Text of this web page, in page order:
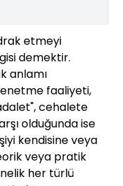
etmeyi
demektir.
anlamı
faaliyeti,
cehalete
olduğunda ise
kendisine veya
veya pratik
her türlü